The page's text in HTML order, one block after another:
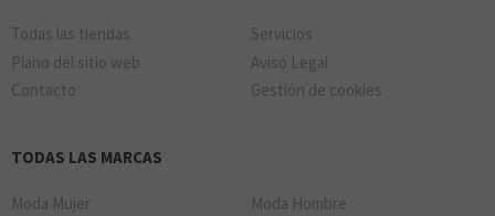
Todas las tiendas
Servicios
Plano del sitio web
Aviso Legal
Contacto
Gestión de cookies
TODAS LAS MARCAS
Moda Mujer
Moda Hombre